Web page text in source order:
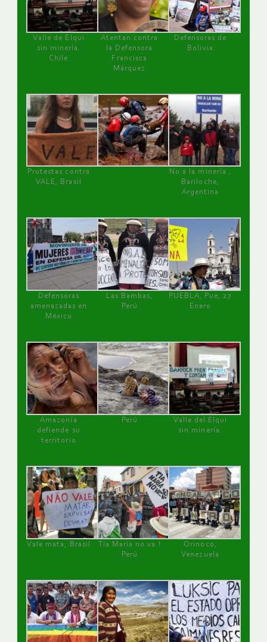
Valle de Elqui
sin minería.
Chile
Atentan contra
la Defensora
Francisca
Márquez
Defensoras de
Bolivia
Protestas contra
VALE, Brasil
No a la minería ,
Bariloche,
Argentina
Defensoras
amenazadas en
México
Las Bambas,
Perú
PUEBLA, Pue, 27
Enero
Amazonía
defiende su
territorio
Perú
Valle del Elqui
sin minería.
Vale mata, Brasil
Tía María no va !
Perú
Orinoco,
Venezuela